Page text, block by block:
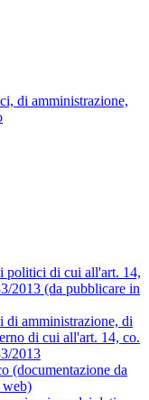
di amministrazione,
politici di cui all'art. 14,
2013 (da pubblicare in
amministrazione, di
di cui all'art. 14, co.
2013
(documentazione da
web)